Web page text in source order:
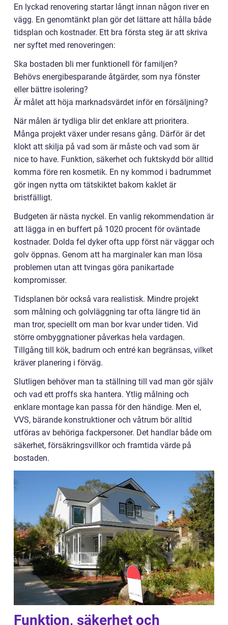
En lyckad renovering startar långt innan någon river en
vägg. En genomtänkt plan gör det lättare att hålla både
tidsplan och kostnader. Ett bra första steg är att skriva
ner syftet med renoveringen:
Ska bostaden bli mer funktionell för familjen?
Behövs energibesparande åtgärder, som nya fönster
eller bättre isolering?
Är målet att höja marknadsvärdet inför en försäljning?
När målen är tydliga blir det enklare att prioritera.
Många projekt växer under resans gång. Därför är det
klokt att skilja på vad som är måste och vad som är
nice to have. Funktion, säkerhet och fuktskydd bör alltid
komma före ren kosmetik. En ny kommod i badrummet
gör ingen nytta om tätskiktet bakom kaklet är
bristfälligt.
Budgeten är nästa nyckel. En vanlig rekommendation är
att lägga in en buffert på 1020 procent för oväntade
kostnader. Dolda fel dyker ofta upp först när väggar och
golv öppnas. Genom att ha marginaler kan man lösa
problemen utan att tvingas göra panikartade
kompromisser.
Tidsplanen bör också vara realistisk. Mindre projekt
som målning och golvläggning tar ofta längre tid än
man tror, speciellt om man bor kvar under tiden. Vid
större ombyggnationer påverkas hela vardagen.
Tillgång till kök, badrum och entré kan begränsas, vilket
kräver planering i förväg.
Slutligen behöver man ta ställning till vad man gör själv
och vad ett proffs ska hantera. Ytlig målning och
enklare montage kan passa för den händige. Men el,
VVS, bärande konstruktioner och våtrum bör alltid
utföras av behöriga fackpersoner. Det handlar både om
säkerhet, försäkringsvillkor och framtida värde på
bostaden.
Funktion, säkerhet och